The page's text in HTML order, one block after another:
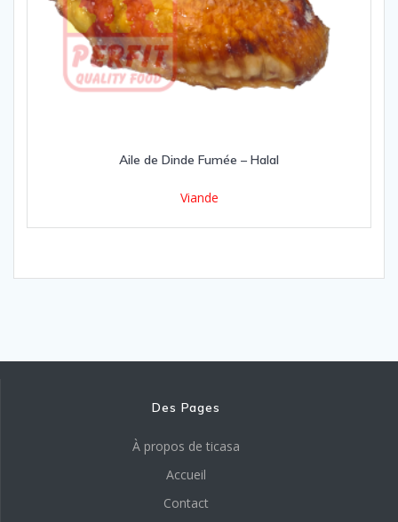
Aile de Dinde Fumée – Halal
Viande
Des Pages
À propos de ticasa
Accueil
Contact